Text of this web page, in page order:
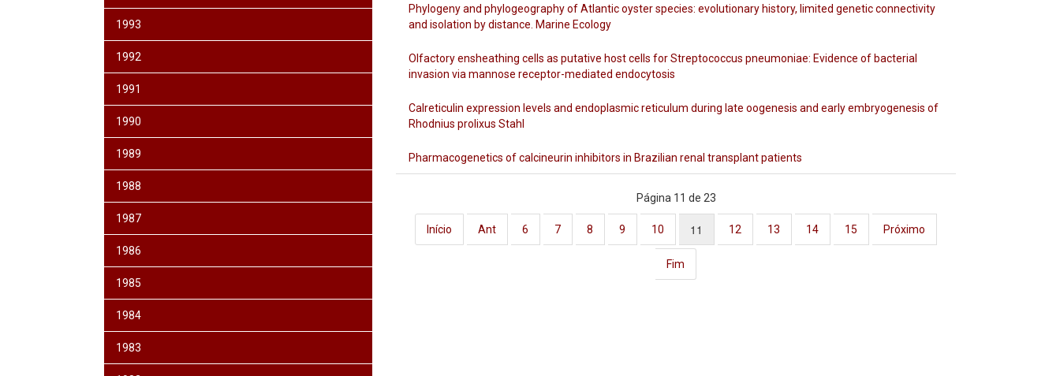
1993
1992
1991
1990
1989
1988
1987
1986
1985
1984
1983
Phylogeny and phylogeography of Atlantic oyster species: evolutionary history, limited genetic connectivity
and isolation by distance. Marine Ecology
Olfactory ensheathing cells as putative host cells for Streptococcus pneumoniae: Evidence of bacterial
invasion via mannose receptor-mediated endocytosis
Calreticulin expression levels and endoplasmic reticulum during late oogenesis and early embryogenesis of
Rhodnius prolixus Stahl
Pharmacogenetics of calcineurin inhibitors in Brazilian renal transplant patients
Página 11 de 23
Início Ant 6 7 8 9 10 11 12 13 14 15 Próximo
Fim